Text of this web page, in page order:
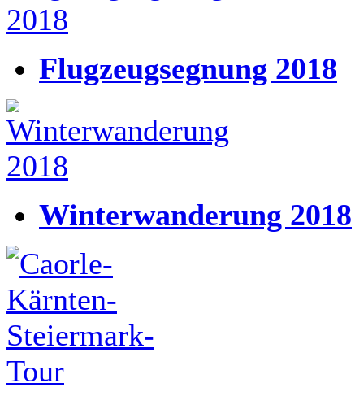
Flugzeugsegnung 2018
Winterwanderung 2018